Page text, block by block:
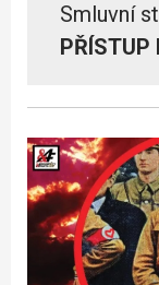
Smluvní
PŘÍSTUP